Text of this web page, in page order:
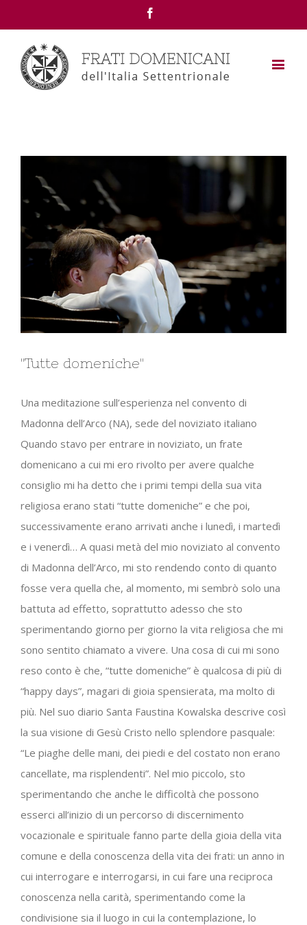
Larger
Image
"Tutte domeniche"
Una meditazione sull’esperienza nel convento di
Madonna dell’Arco (NA), sede del noviziato italiano
Quando stavo per entrare in noviziato, un frate
domenicano a cui mi ero rivolto per avere qualche
consiglio mi ha detto che i primi tempi della sua vita
religiosa erano stati “tutte domeniche” e che poi,
successivamente erano arrivati anche i lunedì, i martedì
e i venerdì… A quasi metà del mio noviziato al convento
di Madonna dell’Arco, mi sto rendendo conto di quanto
fosse vera quella che, al momento, mi sembrò solo una
battuta ad effetto, soprattutto adesso che sto
sperimentando giorno per giorno la vita religiosa che mi
sono sentito chiamato a vivere. Una cosa di cui mi sono
reso conto è che, “tutte domeniche” è qualcosa di più di
“happy days”, magari di gioia spensierata, ma molto di
più. Nel suo diario Santa Faustina Kowalska descrive così
la sua visione di Gesù Cristo nello splendore pasquale:
“Le piaghe delle mani, dei piedi e del costato non erano
cancellate, ma risplendenti”. Nel mio piccolo, sto
sperimentando che anche le difficoltà che possono
esserci all’inizio di un percorso di discernimento
vocazionale e spirituale fanno parte della gioia della vita
comune e della conoscenza della vita dei frati: un anno in
cui interrogare e interrogarsi, in cui fare una reciproca
conoscenza nella carità, sperimentando come la
condivisione sia il luogo in cui la contemplazione, lo